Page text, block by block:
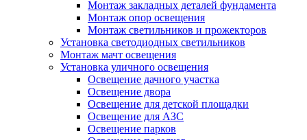
Монтаж закладных деталей фундамента
Монтаж опор освещения
Монтаж светильников и прожекторов
Установка светодиодных светильников
Монтаж мачт освещения
Установка уличного освещения
Освещение дачного участка
Освещение двора
Освещение для детской площадки
Освещение для АЗС
Освещение парков